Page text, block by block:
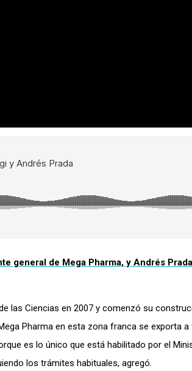
general de Mega Pharma, y Andrés
las Ciencias en 2007 y comenzó su
Pharma en esta zona franca se exporta
es lo único que está habilitado por el
los trámites habituales, agregó.